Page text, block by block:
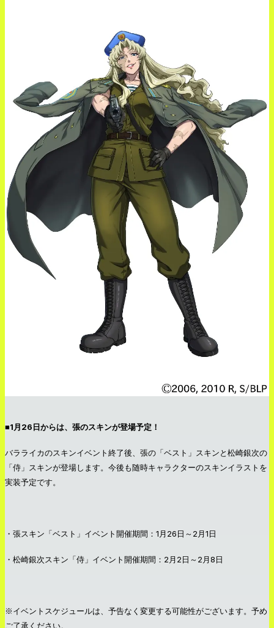
■1月26日からは、張のスキンが登場予定！
バラライカのスキンイベント終了後、張の「ベスト」スキンと松崎銀次の
「侍」スキンが登場します。今後も随時キャラクターのスキンイラストを
実装予定です。
・張スキン「ベスト」イベント開催期間：1月26日～2月1日
・松崎銀次スキン「侍」イベント開催期間：2月2日～2月8日
※イベントスケジュールは、予告なく変更する可能性がございます。予め
ご了承ください。